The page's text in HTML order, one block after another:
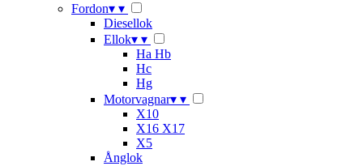
Fordon▾ ▾
Diesellok
Ellok▾ ▾
Ha Hb
Hc
Hg
Motorvagnar▾ ▾
X10
X16 X17
X5
Ånglok